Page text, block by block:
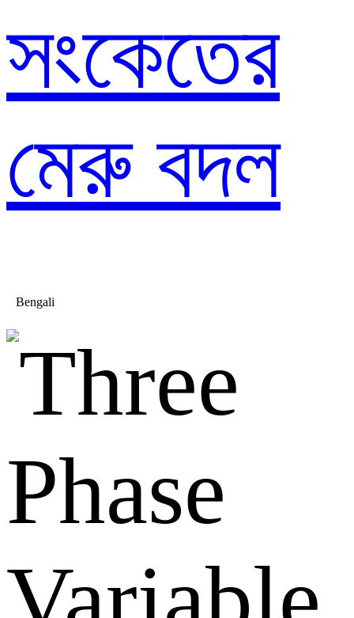
সংকেতের
মেরু বদল
Bengali